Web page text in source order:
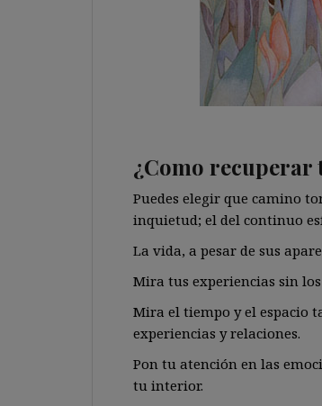
¿Como recuperar
Puedes elegir que camino
inquietud; el del continuo
La vida, a pesar de sus
Mira tus experiencias sin
Mira el tiempo y el espacio
experiencias y relaciones.
Pon tu atención en las
tu interior.